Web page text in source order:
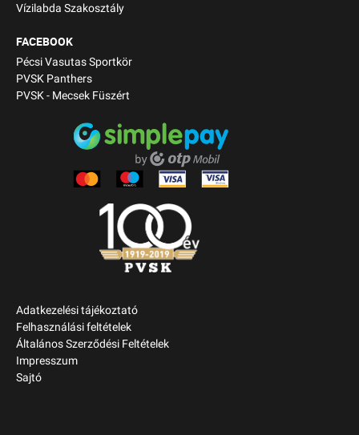
Vízilabda Szakosztály
FACEBOOK
Pécsi Vasutas Sportkör
PVSK Panthers
PVSK - Mecsek Füszért
Adatkezelési tájékoztató
Felhasználási feltételek
Általános Szerződési Feltételek
Impresszum
Sajtó